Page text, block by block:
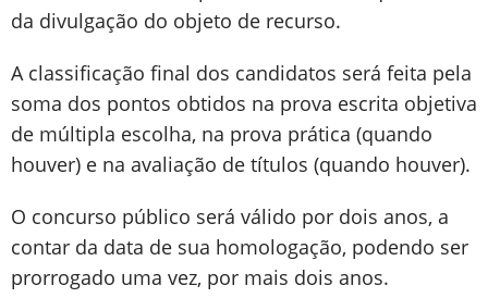
da divulgação do objeto de recurso.
A classificação final dos candidatos será feita pela
soma dos pontos obtidos na prova escrita objetiva
de múltipla escolha, na prova prática (quando
houver) e na avaliação de títulos (quando houver).
O concurso público será válido por dois anos, a
contar da data de sua homologação, podendo ser
prorrogado uma vez, por mais dois anos.